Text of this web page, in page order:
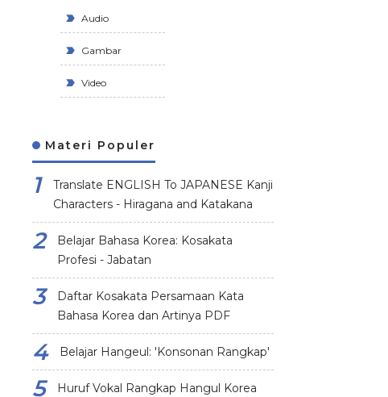
Audio
Gambar
Video
Materi Populer
Translate ENGLISH To JAPANESE Kanji
Characters - Hiragana and Katakana
Belajar Bahasa Korea: Kosakata
Profesi - Jabatan
Daftar Kosakata Persamaan Kata
Bahasa Korea dan Artinya PDF
Belajar Hangeul: 'Konsonan Rangkap'
Huruf Vokal Rangkap Hangul Korea